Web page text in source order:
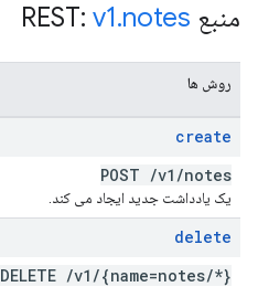
منبع REST: v1.notes
روش ها
create
POST /v1 /notes
یک یادداشت جدید ایجاد می کند.
delete
DELETE /v1 /{name=notes/*}